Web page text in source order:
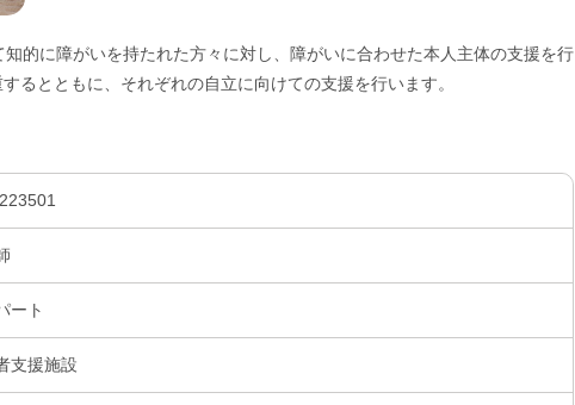
的に障がいを持たれた方々に対し、障がいに合わせた本人主体の支援を行
るとともに、それぞれの自立に向けての支援を行います。
ート
支援施設